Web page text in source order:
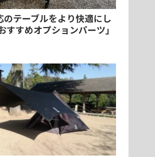
のテーブルをより快適にし
すすめオプションパーツ」